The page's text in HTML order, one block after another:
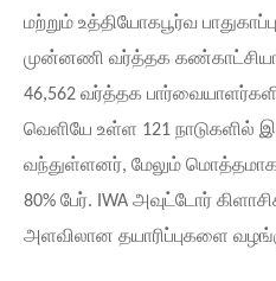
மற்றும் உத்தியோகபூர்வ
முன்னணி வர்த்தக
46,562 வர்த்தக
வெளியே உள்ள 121 நாடுகளில்
வந்துள்ளனர், மேலும்
80% பேர். IWA அவுட்டோர்
அளவிலான தயாரிப்புகளை